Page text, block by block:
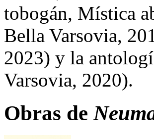
tobogán, Mística
Bella Varsovia,
2023) y la
Varsovia, 2020).
Obras de